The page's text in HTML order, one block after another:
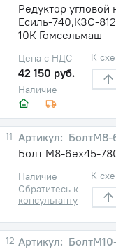
Редуктор угловой
Есиль-740,КЗС-
10К Гомсельмаш
Наличие
Цена с НДС
42 150 руб.
К
11
БолтМ8-
Болт М8-6ех45-
Наличие
Обратитесь к
консультанту
К
12